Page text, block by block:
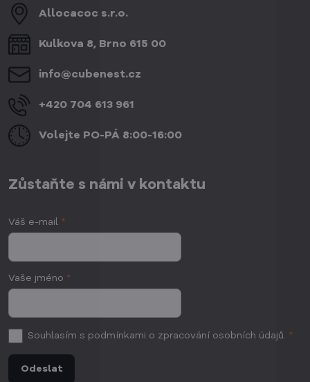
Allocacoc s​.r​.o​.
Kulkova 8, Brno 615 00
info​@cubenest​.cz
+420 704 613 961
Volejte PO-PÁ 8:00-16:00
Zůstaňte s námi v kontaktu
Váš e-mail *
Vaše jméno *
Souhlasím s podmínkami o zpracování osobních údajů. *
Odeslat